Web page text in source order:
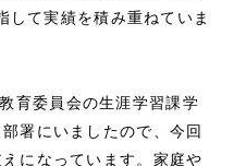
て実績を積み重ねていま
育委員会の生涯学習課学
署にいましたので、今回
になっています。家庭や